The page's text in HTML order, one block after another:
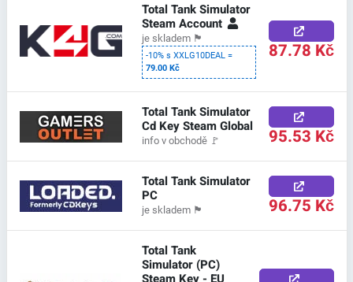
Total Tank Simulator
Steam Account
je skladem 🏴
-10% s XXLG10DEAL =
79.00 Kč
87.78 Kč
Total Tank Simulator
Cd Key Steam Global
info v obchodě 🚩 95.53 Kč
Total Tank Simulator
PC
je skladem 🏴 96.75 Kč
Total Tank
Simulator (PC)